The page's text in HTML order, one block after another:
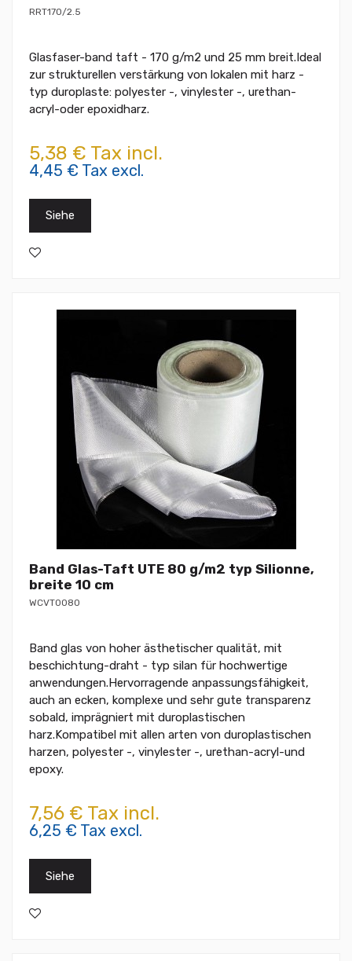
RRT170/2.5
Glasfaser-band taft - 170 g/m2 und 25 mm breit.Ideal
zur strukturellen verstärkung von lokalen mit harz -
typ duroplaste: polyester -, vinylester -, urethan-
acryl-oder epoxidharz.
5,38 € Tax incl.
4,45 € Tax excl.
Siehe
Band Glas-Taft UTE 80 g/m2 typ Silionne,
breite 10 cm
WCVT0080
Band glas von hoher ästhetischer qualität, mit
beschichtung-draht - typ silan für hochwertige
anwendungen.Hervorragende anpassungsfähigkeit,
auch an ecken, komplexe und sehr gute transparenz
sobald, imprägniert mit duroplastischen
harz.Kompatibel mit allen arten von duroplastischen
harzen, polyester -, vinylester -, urethan-acryl-und
epoxy.
7,56 € Tax incl.
6,25 € Tax excl.
Siehe